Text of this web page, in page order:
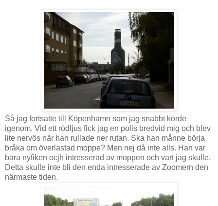
Så jag fortsatte till Köpenhamn som jag snabbt körde
igenom. Vid ett rödljus fick jag en polis bredvid mig och blev
lite nervös när han rullade ner rutan. Ska han månne börja
bråka om överlastad moppe? Men nej då inte alls. Han var
bara nyfiken ocjh intresserad av moppen och vart jag skulle.
Detta skulle inte bli den enda intresserade av Zoomern den
närmaste tiden.